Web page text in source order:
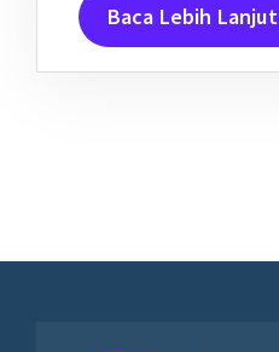
Baca Lebih Lanjut